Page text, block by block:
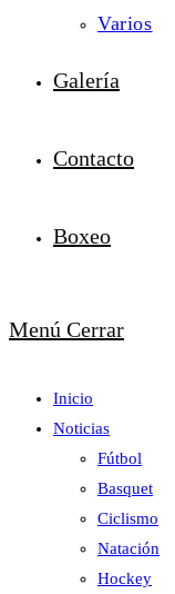
Varios
Galería
Contacto
Boxeo
Menú Cerrar
Inicio
Noticias
Fútbol
Basquet
Ciclismo
Natación
Hockey